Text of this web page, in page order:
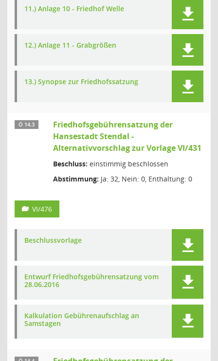
11.) Anlage 10 - Friedhof Welle
12.) Anlage 11 - Grabgrößen
13.) Synopse zur Friedhofssatzung
Ö 14.3
Friedhofsgebührensatzung der
Hansestadt Stendal -
Alternativvorschlag zur Vorlage VI/431
Beschluss: einstimmig beschlossen
Abstimmung: Ja: 32, Nein: 0, Enthaltung: 0
VI/476
Beschlussvorlage
Entwurf Friedhofsgebührensatzung vom
28.06.2016
Kalkulation Gebührenaufschlag an
Samstagen